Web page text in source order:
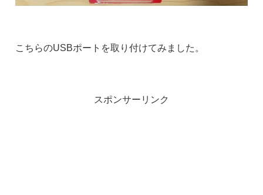
こちらのUSBポートを取り付けてみました。
スポンサーリンク